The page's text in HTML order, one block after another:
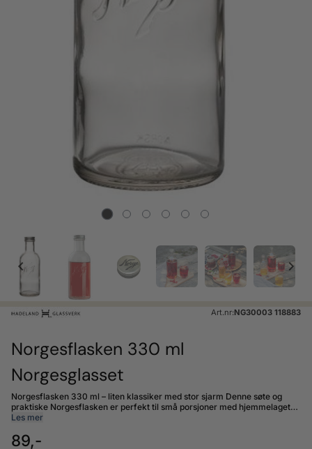
Art.nr:NG30003 118883
Norgesflasken 330 ml
Norgesglasset
Norgesflasken 330 ml – liten klassiker med stor sjarm Denne søte og
praktiske Norgesflasken er perfekt til små porsjoner med hjemmelaget
saft, juice eller andre kalde drikker. Den ikoniske «Norge»-logoen og
borddekking, piknik eller barnebursdager. Flasken er like vakker på
Les mer
89,-